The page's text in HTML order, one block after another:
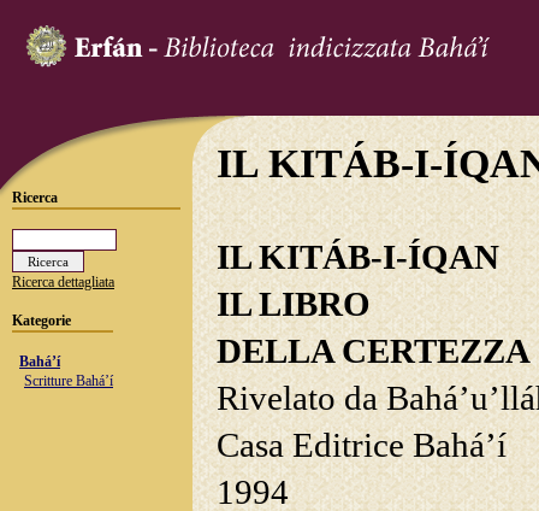
Ricerca
Ricerca dettagliata
Kategorie
Bahá’í
Scritture Bahá’í
IL KITÁB-I-
IL KITÁB-I-ÍQAN
IL LIBRO
DELLA CERTEZZA
Rivelato da
Casa Editrice Bahá’í
1994